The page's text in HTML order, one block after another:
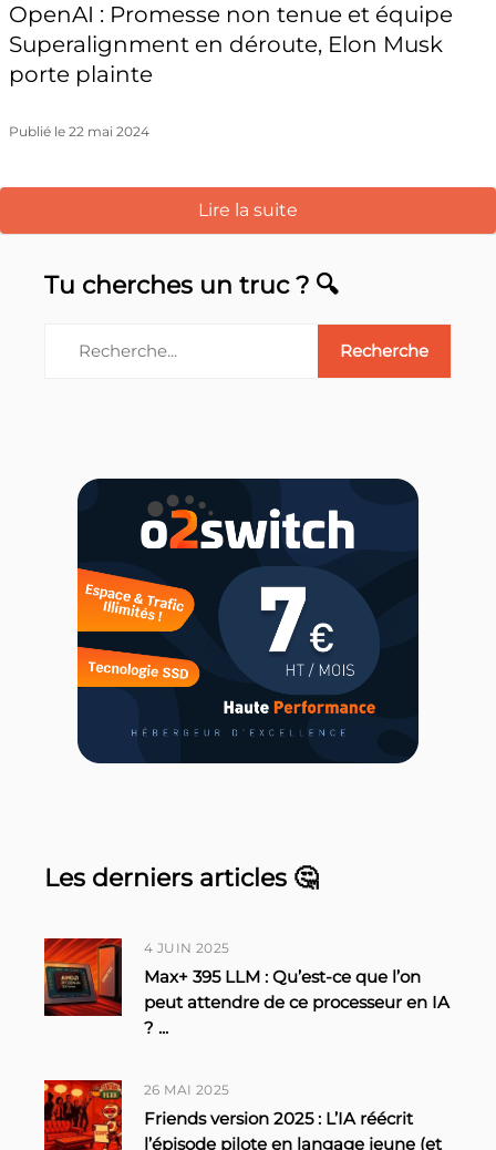
OpenAI : Promesse non tenue et équipe
Superalignment en déroute, Elon Musk
porte plainte
Publié le 22 mai 2024
Lire la suite
Tu cherches un truc ? 🔍
Les derniers articles 🤔
4 JUIN 2025
Max+ 395 LLM : Qu’est-ce que l’on
peut attendre de ce processeur en IA
? ...
26 MAI 2025
Friends version 2025 : L’IA réécrit
l’épisode pilote en langage jeune (et